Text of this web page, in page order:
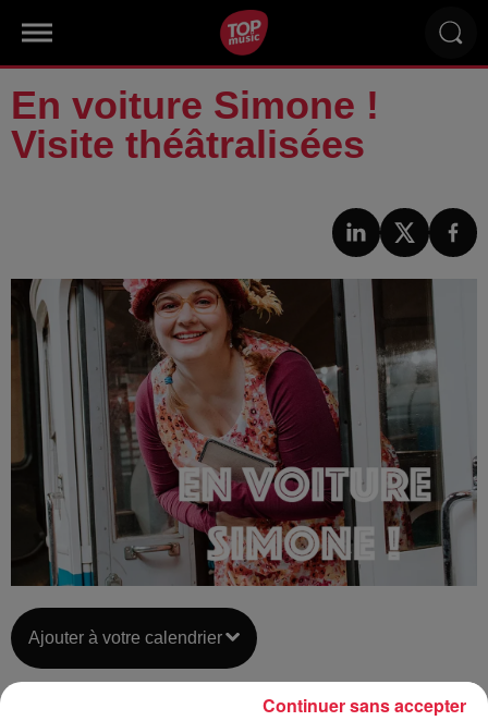
En voiture Simone !
Visite théâtralisées
Ajouter à votre calendrier
Continuer sans accepter